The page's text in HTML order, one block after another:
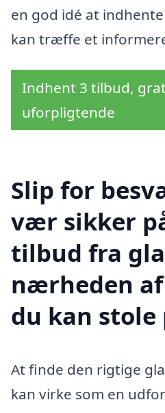
en god idé at
kan træffe et
Indhent 3 tilbud,
uforpligtende
Slip for
vær sikker
tilbud fra
nærheden
du kan stole
At finde den rigtige
kan virke som en